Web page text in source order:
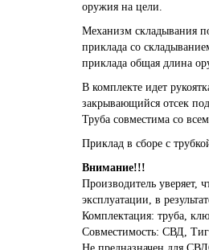
оружия на цели.
Механизм складывания
приклада со
приклада общая длина
В комплекте идет
закрывающийся отсек
Труба совместима со
Приклад в сборе с
Внимание!!!
Производитель уверяет,
эксплуатации, в
Комплектация: труба,
Совместимость: СВД,